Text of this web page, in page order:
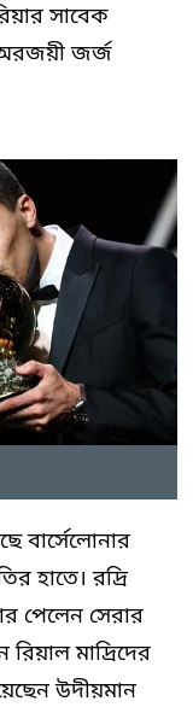
সাবেক
জর্জ
বার্সেলোনার
হাতে। রদ্রি
পেলেন সেরার
রিয়াল মাদ্রিদের
উদীয়মান